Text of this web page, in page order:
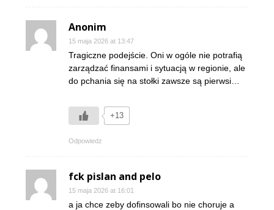
Anonim
15 maja 2026 at 13:47
Tragiczne podejście. Oni w ogóle nie potrafią
zarządzać finansami i sytuacją w regionie, ale
do pchania się na stołki zawsze są pierwsi…
+13
Odpowiedz
fck pislan and pelo
15 maja 2026 at 16:01
a ja chce zeby dofinsowali bo nie choruje a